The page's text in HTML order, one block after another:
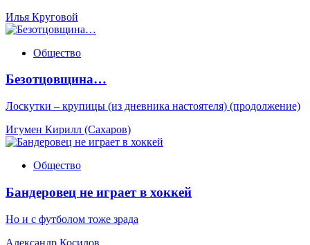
Илья Круговой
Общество
Безотцовщина…
Лоскутки – крупицы (из дневника настоятеля) (продолжение)
Игумен Кирилл (Сахаров)
Общество
Бандеровец не играет в хоккей
Но и с футболом тоже зрада
Александр Косилов